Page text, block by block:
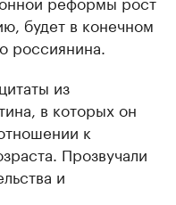
будет в конечном
россиянина.
из
в которых он
к
Прозвучали
и